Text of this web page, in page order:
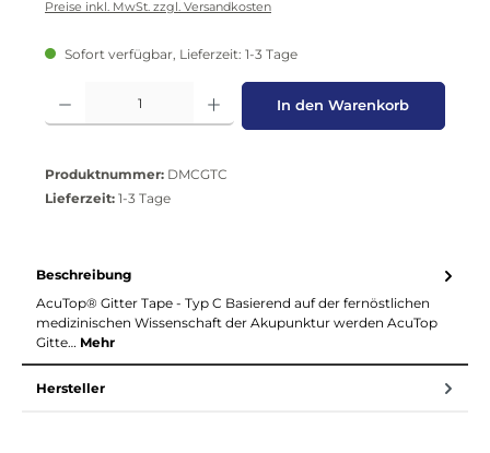
Preise inkl. MwSt. zzgl. Versandkosten
Sofort verfügbar, Lieferzeit: 1-3 Tage
Produkt Anzahl: Gib den gewünschten Wert ein oder benutze die
In den Warenkorb
Produktnummer: DMCGTC
Lieferzeit: 1-3 Tage
Beschreibung
AcuTop® Gitter Tape - Typ C Basierend auf der fernöstlichen
medizinischen Wissenschaft der Akupunktur werden AcuTop
Gitte… Mehr
Hersteller